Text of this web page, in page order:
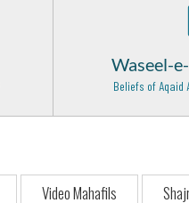
Waseel-
Beliefs of Aqaid
Video Mahafils